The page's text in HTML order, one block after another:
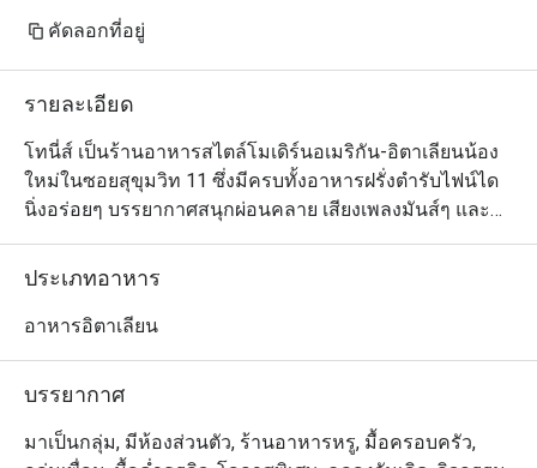
คัดลอกที่อยู่
รายละเอียด
โทนี่ส์ เป็นร้านอาหารสไตล์โมเดิร์นอเมริกัน-อิตาเลียนน้อง
ใหม่ในซอยสุขุมวิท 11 ซึ่งมีครบทั้งอาหารฝรั่งตำรับไฟน์ได
นิ่งอร่อยๆ บรรยากาศสนุกผ่อนคลาย เสียงเพลงมันส์ๆ และ
เครื่องดื่มหลากหลายแนว เชฟโทนี่ เบิร์ด เจ้าของร้านเองก็
เข้าครัวควบคุมดูแลการปรุงอาหารอย่างใกล้ชิดด้วยตัวเอง
ได้อยู่หมัด จานเด็ดของเชฟที่เราอยากแนะนำให้ลอง ได้แก่
(ใส่คาราเมลเค็ม เจลาโต้เฮเซลนัท และป๊อปคอร์น) และทีรา
ประเภทอาหาร
อาหารอิตาเลียน
บรรยากาศ
มาเป็นกลุ่ม, มีห้องส่วนตัว, ร้านอาหารหรู, มื้อครอบครัว,